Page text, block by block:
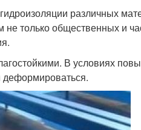
различных
только общественных и
В условиях
деформироваться.